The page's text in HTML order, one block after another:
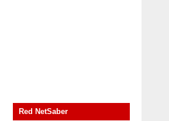
Red NetSaber